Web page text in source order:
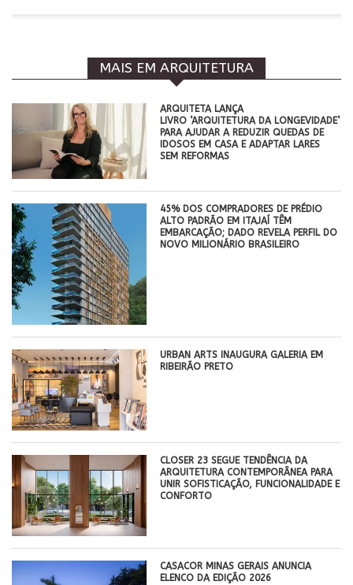
MAIS EM ARQUITETURA
ARQUITETA LANÇA
LIVRO ‘ARQUITETURA DA LONGEVIDADE’
PARA AJUDAR A REDUZIR QUEDAS DE
IDOSOS EM CASA E ADAPTAR LARES
SEM REFORMAS
45% DOS COMPRADORES DE PRÉDIO
ALTO PADRÃO EM ITAJAÍ TÊM
EMBARCAÇÃO; DADO REVELA PERFIL DO
NOVO MILIONÁRIO BRASILEIRO
​URBAN ARTS INAUGURA GALERIA EM
RIBEIRÃO PRETO
CLOSER 23 SEGUE TENDÊNCIA DA
ARQUITETURA CONTEMPORÂNEA PARA
UNIR SOFISTICAÇÃO, FUNCIONALIDADE E
CONFORTO
CASACOR MINAS GERAIS ANUNCIA
ELENCO DA EDIÇÃO 2026